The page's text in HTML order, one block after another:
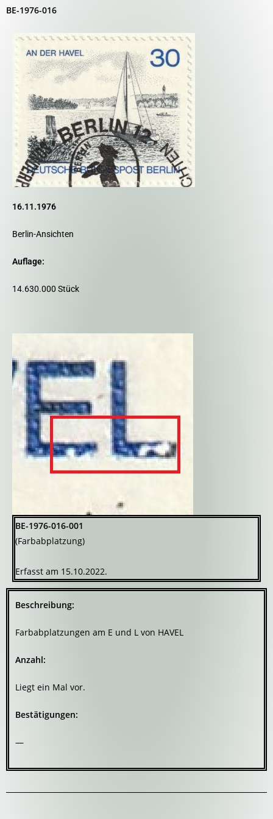
BE-1976-016
16.11.1976
Berlin-Ansichten
Auflage:
14.630.000 Stück
BE-1976-016-001
(Farbabplatzung)
Erfasst am 15.10.2022.
Beschreibung:
Farbabplatzungen am E und L von HAVEL
Anzahl:
Liegt ein Mal vor.
Bestätigungen:
—